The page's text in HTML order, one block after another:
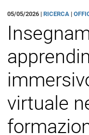
05/05/2026 | RICERCA |
virtuale